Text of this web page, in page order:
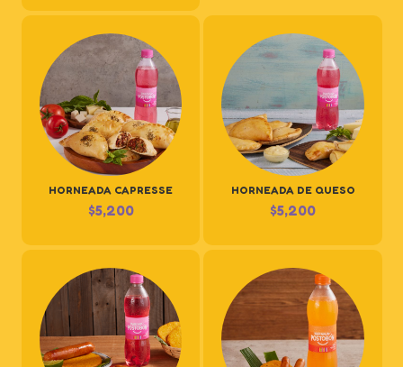
HORNEADA CAPRESSE
$5,200
HORNEADA DE QUESO
$5,200